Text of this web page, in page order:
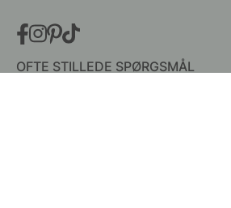
OFTE STILLEDE SPØRGSMÅL